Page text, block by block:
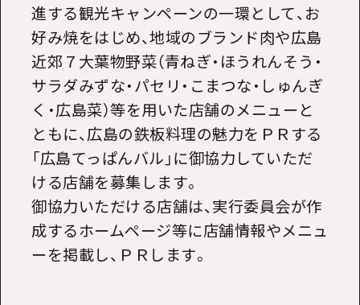
進する観光キャンペーンの一環として、お
好み焼をはじめ、地域のブランド肉や広島
近郊７大葉物野菜（青ねぎ・ほうれんそう・
サラダみずな・パセリ・こまつな・しゅんぎ
く・広島菜）等を用いた店舗のメニューと
ともに、広島の鉄板料理の魅力をＰＲする
「広島てっぱんバル」に御協力していただ
ける店舗を募集します。
御協力いただける店舗は、実行委員会が作
成するホームページ等に店舗情報やメニュ
ーを掲載し、ＰＲします。